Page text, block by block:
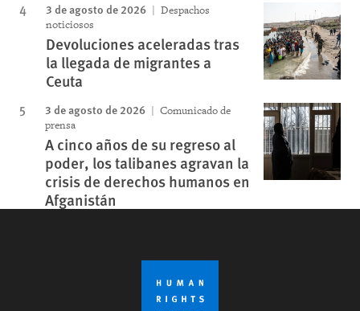
3 de agosto de 2026
Despachos
noticiosos
Devoluciones aceleradas tras
la llegada de migrantes a
Ceuta
3 de agosto de 2026
Comunicado de
prensa
A cinco años de su regreso al
poder, los talibanes agravan la
crisis de derechos humanos en
Afganistán